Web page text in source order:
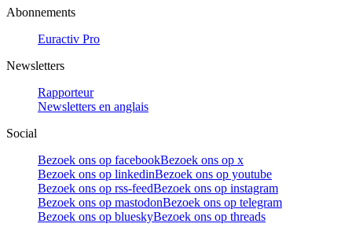
Abonnements
Euractiv Pro
Newsletters
Rapporteur
Newsletters en anglais
Social
Bezoek ons op facebookBezoek ons op x
Bezoek ons op linkedinBezoek ons op youtube
Bezoek ons op rss-feedBezoek ons op instagram
Bezoek ons op mastodonBezoek ons op telegram
Bezoek ons op blueskyBezoek ons op threads